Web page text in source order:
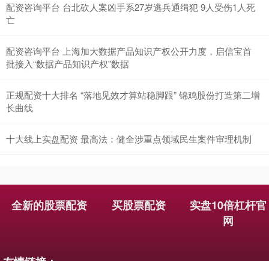
配资咨询平台 台北砍人案凶手系27岁逃兵通缉犯 9人受伤1人死
亡
配资咨询平台 上海加大数据产品知识产权公开力度，启信宝首
批接入“数据产品知识产权”数据
正规配资十大排名 “落地见效才算站稳脚跟” 锦鸡股份打造第二增
长曲线
十大线上实盘配资 最高法：健全涉重点领域民生案件审理机制
全新的股票配资 买股票配资
实盘10倍杠杆官
网